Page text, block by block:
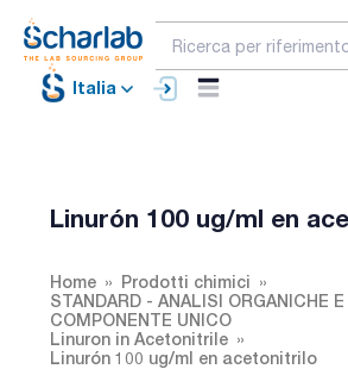
Italia
Linurón 100 ug/ml en
Home
Prodotti chimici
STANDARD - ANALISI ORGANICHE
COMPONENTE UNICO
Linuron in Acetonitrile
Linurón 100 ug/ml en acetonitrilo